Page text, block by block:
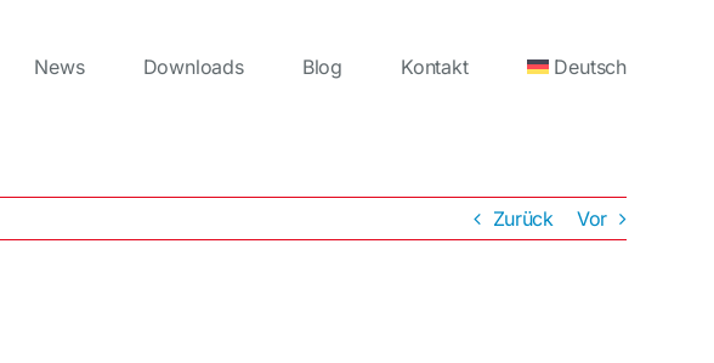
News Downloads Blog Kontakt Deutsch
Zurück Vor